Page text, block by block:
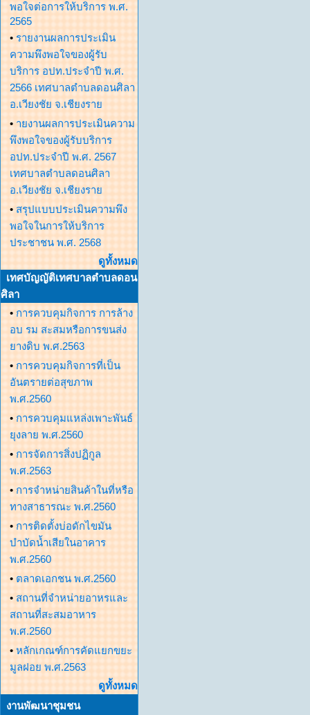
พอใจต่อการให้บริการ พ.ศ.
2565
• รายงานผลการประเมิน
ความพึงพอใจของผู้รับ
บริการ อปท.ประจำปี พ.ศ.
2566 เทศบาลตำบลดอนศิลา
อ.เวียงชัย จ.เชียงราย
• ายงานผลการประเมินความ
พึงพอใจของผู้รับบริการ
อปท.ประจำปี พ.ศ. 2567
เทศบาลตำบลดอนศิลา
อ.เวียงชัย จ.เชียงราย
• สรุปแบบประเมินความพึง
พอใจในการให้บริการ
ประชาชน พ.ศ. 2568
ดูทั้งหมด
เทศบัญญัติเทศบาลตำบลดอน
ศิลา
• การควบคุมกิจการ การล้าง
อบ รม สะสมหรือการขนส่ง
ยางดิบ พ.ศ.2563
• การควบคุมกิจการที่เป็น
อันตรายต่อสุขภาพ
พ.ศ.2560
• การควบคุมแหล่งเพาะพันธ์
ยุงลาย พ.ศ.2560
• การจัดการสิ่งปฏิกูล
พ.ศ.2563
• การจำหน่ายสินค้าในที่หรือ
ทางสาธารณะ พ.ศ.2560
• การติดตั้งบ่อดักไขมัน
บำบัดน้ำเสียในอาคาร
พ.ศ.2560
• ตลาดเอกชน พ.ศ.2560
• สถานที่จำหน่ายอาหรและ
สถานที่สะสมอาหาร
พ.ศ.2560
• หลักเกณฑ์การคัดแยกขยะ
มูลฝอย พ.ศ.2563
ดูทั้งหมด
งานพัฒนาชุมชน